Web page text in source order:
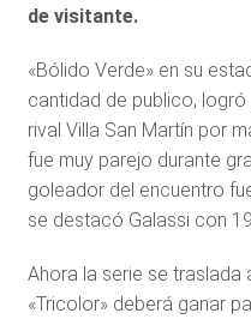
de visitante.
«Bólido Verde» en su
cantidad de publico,
rival Villa San Martín por
fue muy parejo durante
goleador del encuentro
se destacó Galassi con
Ahora la serie se traslada
«Tricolor» deberá ganar